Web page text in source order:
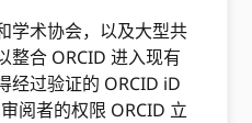
学术协会，以及大型共
整合 ORCID 进入现有
经过验证的 ORCID iD
阅者的权限 ORCID 立